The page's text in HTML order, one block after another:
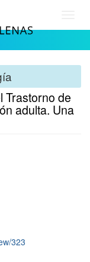
Trastorno de
adulta. Una
323